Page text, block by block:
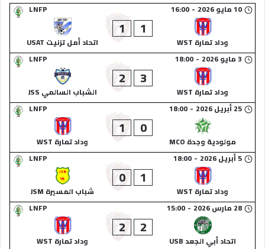
LNFP
10 مايو 2026 -
16:00
وداد تمارة WST
1
1
اتحاد أمل تزنيت USAT
LNFP
3 مايو 2026 -
18:00
وداد تمارة WST
3
2
الشباب السالمي JSS
LNFP
25 أبريل 2026 -
18:00
مولودية وجدة MCO
0
1
وداد تمارة WST
LNFP
5 أبريل 2026 -
18:00
وداد تمارة WST
1
0
شباب المسيرة JSM
LNFP
28 مارس 2026 -
15:00
اتحاد أبي الجعد USB
2
2
وداد تمارة WST